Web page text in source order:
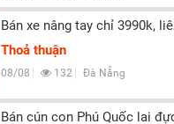
Bán xe nâng tay chỉ 3990k,
Thoả thuận
08/08 132 Đà Nẵng
Bán cún con Phú Quốc lai